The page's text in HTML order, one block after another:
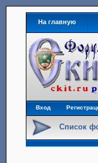
На главную
Вход
Список